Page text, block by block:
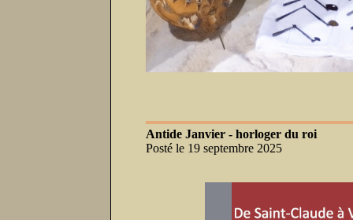
Antide Janvier - horloger du roi
Posté le 19 septembre 2025